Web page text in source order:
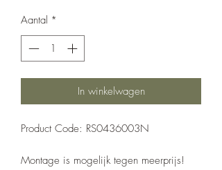
Aantal *
In winkelwagen
Product Code: RS0436003N
Montage is mogelijk tegen meerprijs!